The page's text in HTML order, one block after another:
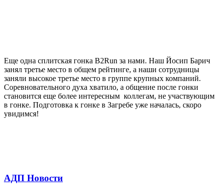
Еще одна сплитская гонка B2Run за нами. Наш Йосип Барич
занял третье место в общем рейтинге, а наши сотрудницы
заняли высокое третье место в группе крупных компаний.
Соревновательного духа хватило, а общение после гонки
становится еще более интересным коллегам, не участвующим
в гонке. Подготовка к гонке в Загребе уже началась, скоро
увидимся!
АДП Новости